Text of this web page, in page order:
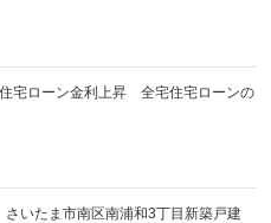
宅ローン金利上昇 全宅住宅ローンの
いたま市南区南浦和3丁目新築戸建